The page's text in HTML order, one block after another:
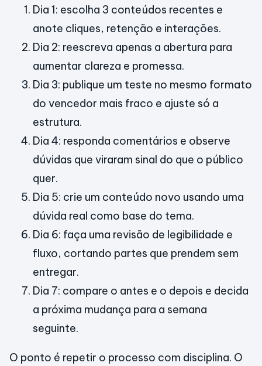
Dia 1: escolha 3 conteúdos recentes e
anote cliques, retenção e interações.
Dia 2: reescreva apenas a abertura para
aumentar clareza e promessa.
Dia 3: publique um teste no mesmo formato
do vencedor mais fraco e ajuste só a
estrutura.
Dia 4: responda comentários e observe
dúvidas que viraram sinal do que o público
quer.
Dia 5: crie um conteúdo novo usando uma
dúvida real como base do tema.
Dia 6: faça uma revisão de legibilidade e
fluxo, cortando partes que prendem sem
entregar.
Dia 7: compare o antes e o depois e decida
a próxima mudança para a semana
seguinte.
O ponto é repetir o processo com disciplina. O